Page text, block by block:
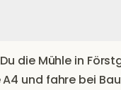
die Mühle in
und fahre bei